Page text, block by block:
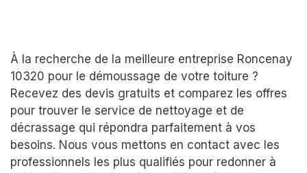
À la recherche de la meilleure entreprise Roncenay
10320 pour le démoussage de votre toiture ?
Recevez des devis gratuits et comparez les offres
pour trouver le service de nettoyage et de
décrassage qui répondra parfaitement à vos
besoins. Nous vous mettons en contact avec les
professionnels les plus qualifiés pour redonner à